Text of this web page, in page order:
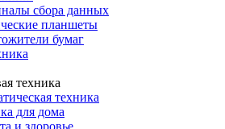
сбора данных
планшеты
бумаг
техника
техника
для дома
и здоровье